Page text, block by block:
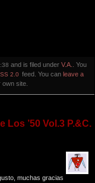
and is filed under V.A.
. You
2.0 feed. You can leave a
site.
Los ’50 Vol.3 P.&C.
muchas gracias